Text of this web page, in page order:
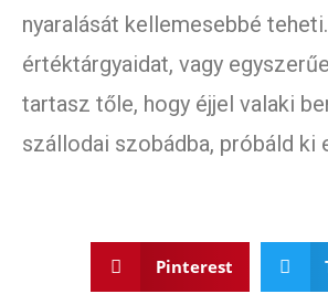
nyaralását kellemesebbé
értéktárgyaidat, vagy
tartasz tőle, hogy éjjel valaki
szállodai szobádba, próbáld ki
Pinterest